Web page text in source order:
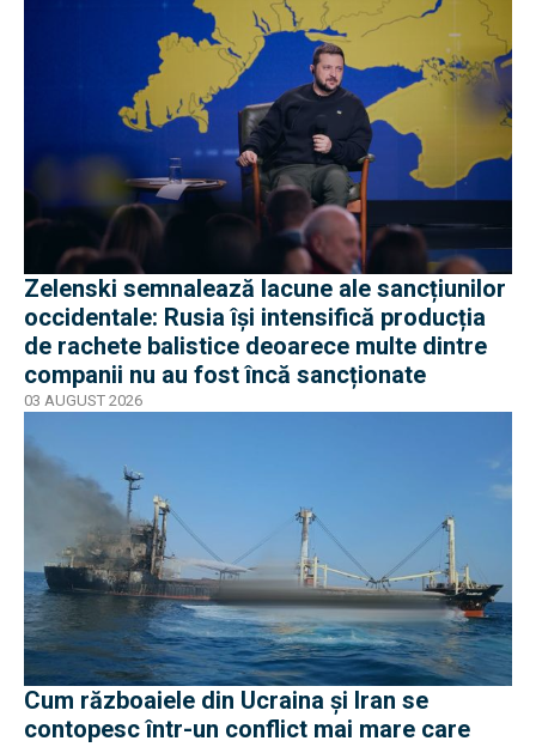
Zelenski semnalează lacune ale sancțiunilor
occidentale: Rusia își intensifică producția
de rachete balistice deoarece multe dintre
companii nu au fost încă sancționate
03 AUGUST 2026
Cum războaiele din Ucraina și Iran se
contopesc într-un conflict mai mare care